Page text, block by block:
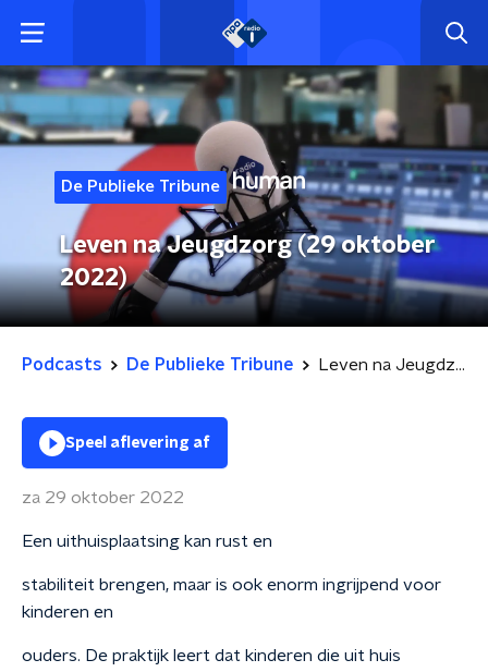
De Publieke Tribune
Leven na Jeugdzorg (29 oktober
2022)
Podcasts De Publieke Tribune Leven na Jeugdzorg (29 oktober 2022)
Speel aflevering af
za 29 oktober 2022
Een uithuisplaatsing kan rust en
stabiliteit brengen, maar is ook enorm ingrijpend voor
kinderen en
ouders. De praktijk leert dat kinderen die uit huis